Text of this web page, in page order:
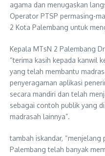
agama dan menugaskan
Operator PTSP permasing-
2 Kota Palembang untuk
Kepala MTsN 2 Palembang
“terima kasih kepada kanwil
yang telah membantu
penyeragaman aplikasi
secara mandiri dan telah
sebagai contoh publik yang
madrasah lainnya”.
tambah iskandar, “menjelang
Palembang telah banyak